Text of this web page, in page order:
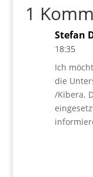
1
Stefan
18:35
Ich
die
/Kibera.